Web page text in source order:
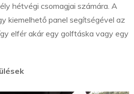
hétvégi csomagjai számára. A
kiemelhető panel segítségével az
elfér akár egy golftáska vagy egy